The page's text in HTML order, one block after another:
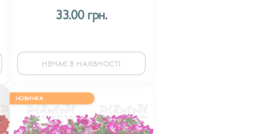
33.00 грн.
НЕМАЄ В НАЯВНОСТІ
НОВИНКА